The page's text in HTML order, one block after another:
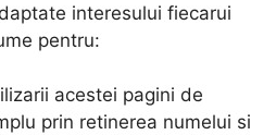
interesului fiecarui
pentru:
acestei pagini de
prin retinerea numelui si